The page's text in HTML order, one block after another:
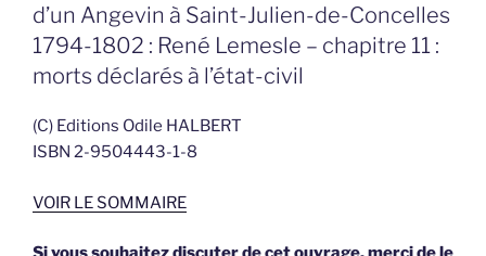
d’un Angevin à Saint-Julien-de-Concelles
1794-1802 : René Lemesle – chapitre 11 :
morts déclarés à l’état-civil
(C) Editions Odile HALBERT
ISBN 2-9504443-1-8
VOIR LE SOMMAIRE